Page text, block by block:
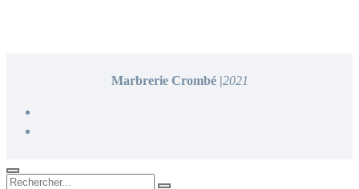
Marbrerie Crombé |2021
Rechercher...